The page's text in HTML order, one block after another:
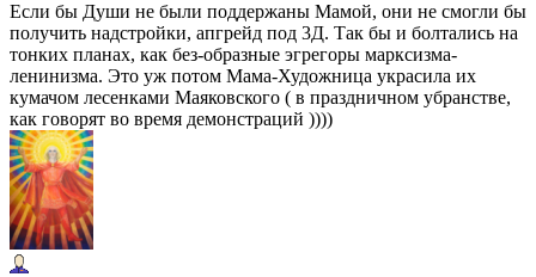
Если бы Души не были поддержаны Мамой, они не смогли бы
получить надстройки, апгрейд под 3Д. Так бы и болтались на
тонких планах, как без-образные эгрегоры марксизма-
ленинизма. Это уж потом Мама-Художница украсила их
кумачом лесенками Маяковского ( в праздничном убранстве,
как говорят во время демонстраций ))))